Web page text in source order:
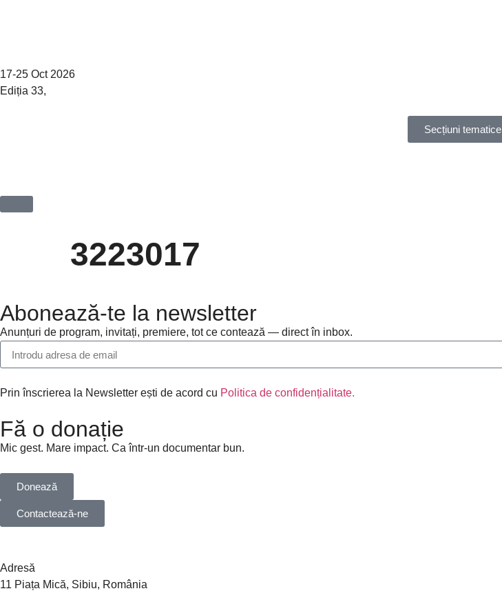
17-25 Oct 2026
Ediția 33,
Secțiuni tematice
3223017
Abonează-te la newsletter
Anunțuri de program, invitați, premiere, tot ce contează — direct în inbox.
Prin înscrierea la Newsletter ești de acord cu Politica de confidențialitate.
Fă o donație
Mic gest. Mare impact. Ca într-un documentar bun.
Donează
Contactează-ne
Adresă
11 Piața Mică, Sibiu, România